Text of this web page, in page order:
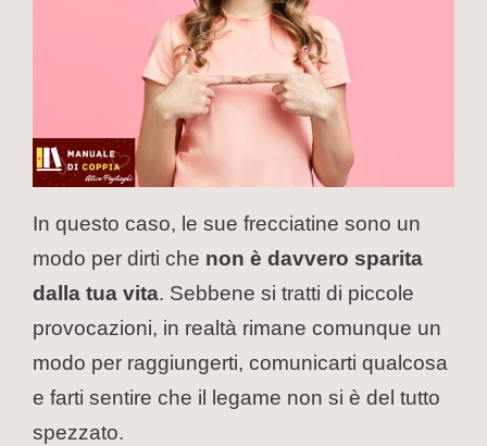
In questo caso, le sue frecciatine sono un
modo per dirti che non è davvero sparita
dalla tua vita. Sebbene si tratti di piccole
provocazioni, in realtà rimane comunque un
modo per raggiungerti, comunicarti qualcosa
e farti sentire che il legame non si è del tutto
spezzato.